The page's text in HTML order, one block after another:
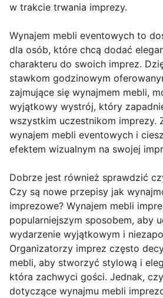
w trakcie trwania imprezy.
Wynajem mebli eventowych to
dla osób, które chcą dodać
charakteru do swoich imprez.
stawkom godzinowym
zajmujące się wynajmem mebli,
wyjątkowy wystrój, który
wszystkim uczestnikom imprezy.
wynajem mebli eventowych i
efektem wizualnym na swojej
Dobrze jest również sprawdzić
Czy są nowe przepisy jak
imprezowe? Wynajem mebli
popularniejszym sposobem, aby
wydarzenie wyjątkowym i
Organizatorzy imprez często
mebli, aby stworzyć stylową i
która zachwyci gości. Jednak,
dotyczące wynajmu mebli